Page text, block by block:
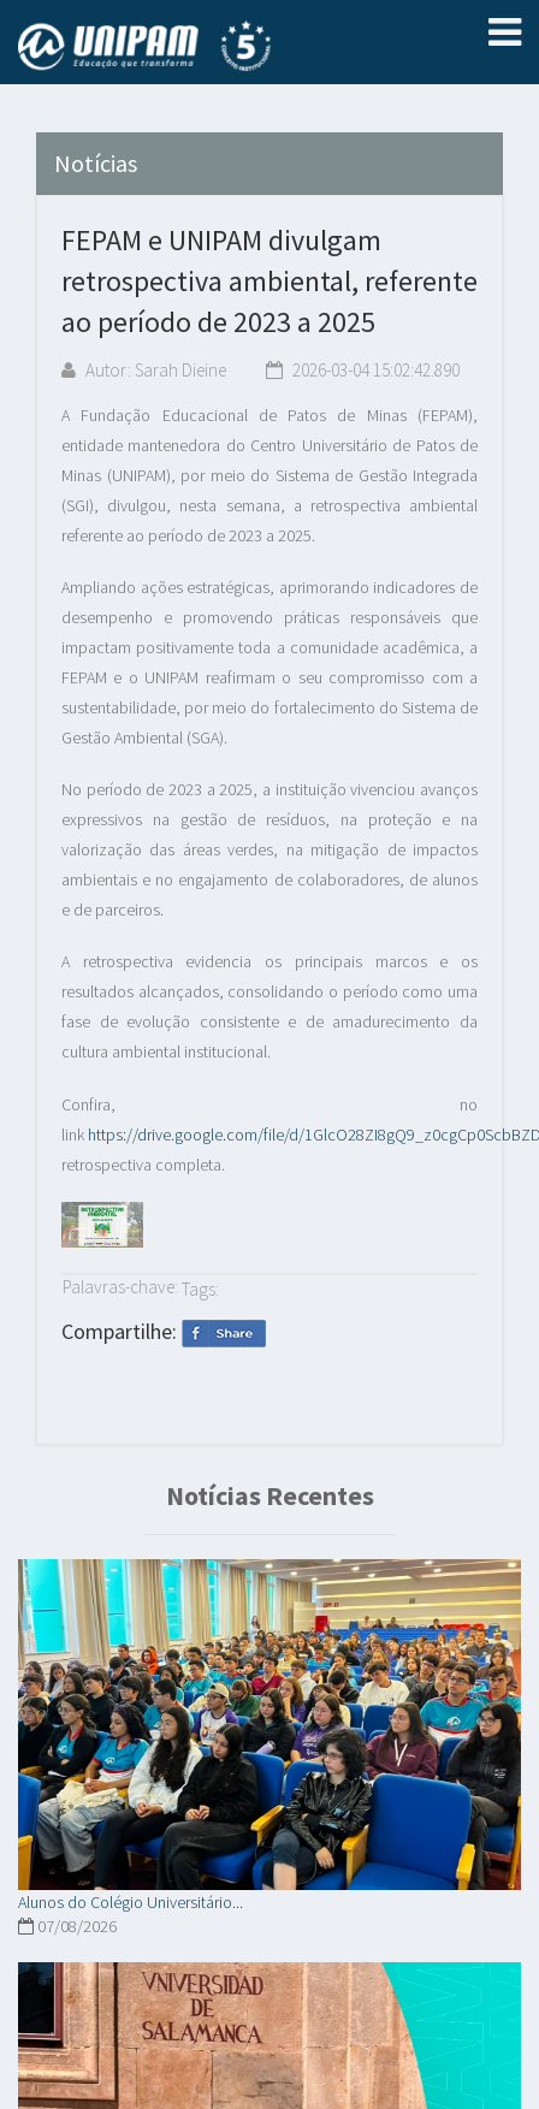
Notícias
FEPAM e UNIPAM divulgam
retrospectiva ambiental, referente
ao período de 2023 a 2025
Autor: Sarah Dieine 2026-03-04 15:02:42.890
A Fundação Educacional de Patos de Minas (FEPAM),
entidade mantenedora do Centro Universitário de Patos de
Minas (UNIPAM), por meio do Sistema de Gestão Integrada
(SGI), divulgou, nesta semana, a retrospectiva ambiental
referente ao período de 2023 a 2025.
Ampliando ações estratégicas, aprimorando indicadores de
desempenho e promovendo práticas responsáveis que
impactam positivamente toda a comunidade acadêmica, a
FEPAM e o UNIPAM reafirmam o seu compromisso com a
sustentabilidade, por meio do fortalecimento do Sistema de
Gestão Ambiental (SGA).
No período de 2023 a 2025, a instituição vivenciou avanços
expressivos na gestão de resíduos, na proteção e na
valorização das áreas verdes, na mitigação de impactos
ambientais e no engajamento de colaboradores, de alunos
e de parceiros.
A retrospectiva evidencia os principais marcos e os
resultados alcançados, consolidando o período como uma
fase de evolução consistente e de amadurecimento da
cultura ambiental institucional.
Confira, no
link https://drive.google.com/file/d/
retrospectiva completa.
Palavras-chave: Tags:
Compartilhe:
Notícias Recentes
Alunos do Colégio Universitário...
07/08/2026